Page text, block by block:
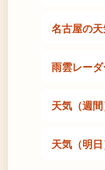
名古屋の
雨雲レーダ
天気（週間
天気（明日